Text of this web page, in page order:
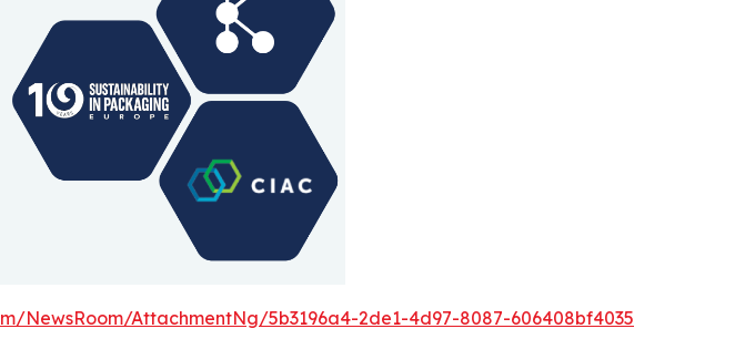
NewsRoom/AttachmentNg/5b3196a4-2de1-4d97-8087-606408bf4035